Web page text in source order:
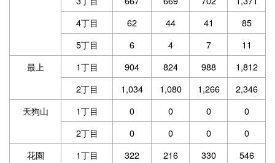
4丁目
62 44 41
85
5丁目
6 4 7
11
最上
1丁目 904 824 988
1,812
2丁目
1,034 1,080 1,266
2,346
天狗山
1丁目 0 0 0
0
2丁目
0 0 0
0
花園
1丁目 322 216 330
546